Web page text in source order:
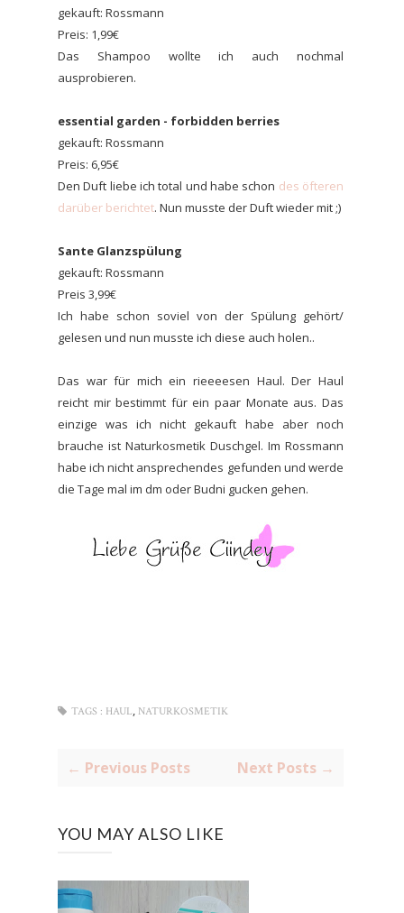
gekauft: Rossmann
Preis: 1,99€
Das Shampoo wollte ich auch nochmal
ausprobieren.
essential garden - forbidden berries
gekauft: Rossmann
Preis: 6,95€
Den Duft liebe ich total und habe schon des öfteren
darüber berichtet. Nun musste der Duft wieder mit ;)
Sante Glanzspülung
gekauft: Rossmann
Preis 3,99€
Ich habe schon soviel von der Spülung gehört/
gelesen und nun musste ich diese auch holen..
Das war für mich ein rieeeesen Haul. Der Haul
reicht mir bestimmt für ein paar Monate aus. Das
einzige was ich nicht gekauft habe aber noch
brauche ist Naturkosmetik Duschgel. Im Rossmann
habe ich nicht ansprechendes gefunden und werde
die Tage mal im dm oder Budni gucken gehen.
TAGS : HAUL, NATURKOSMETIK
← Previous Posts Next Posts →
YOU MAY ALSO LIKE